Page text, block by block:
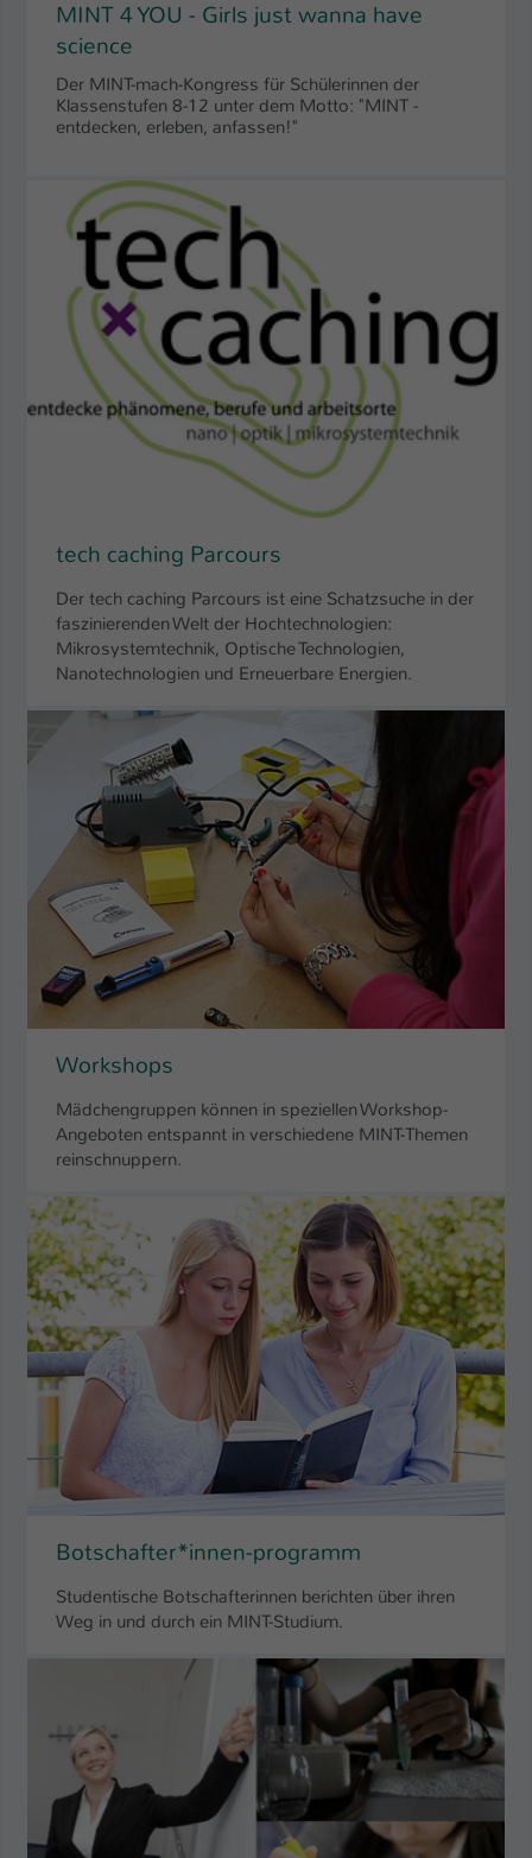
MINT 4 YOU - Girls just wanna have
science
Der MINT-mach-Kongress für Schülerinnen der
Klassenstufen 8-12 unter dem Motto: "MINT -
entdecken, erleben, anfassen!"
tech caching Parcours
Der tech caching Parcours ist eine Schatzsuche in der
faszinierenden Welt der Hochtechnologien:
Mikrosystemtechnik, Optische Technologien,
Nanotechnologien und Erneuerbare Energien.
Workshops
Mädchengruppen können in speziellen Workshop-
Angeboten entspannt in verschiedene MINT-Themen
reinschnuppern.
Botschafter*innen-programm
Studentische Botschafterinnen berichten über ihren
Weg in und durch ein MINT-Studium.